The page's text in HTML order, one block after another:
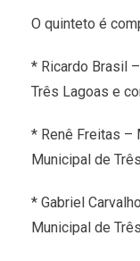
O quinteto é
* Ricardo Brasil
Três Lagoas e
* Renê Freitas –
Municipal de
* Gabriel
Municipal de